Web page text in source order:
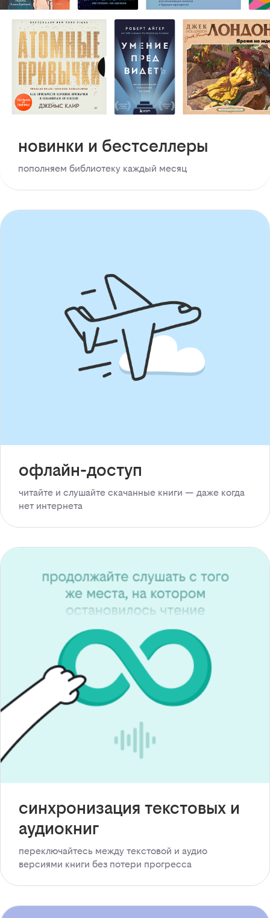
новинки и бестселлеры
пополняем библиотеку каждый месяц
офлайн-доступ
читайте и слушайте скачанные книги — даже когда
нет интернета
синхронизация текстовых и
аудиокниг
переключайтесь между текстовой и аудио
версиями книги без потери прогресса